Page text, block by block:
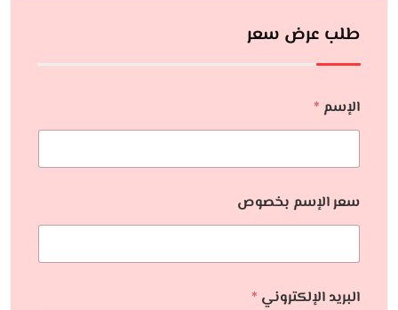
طلب عرض سعر
الإسم *
سعر الإسم بخصوص
البريد الإلكتروني *